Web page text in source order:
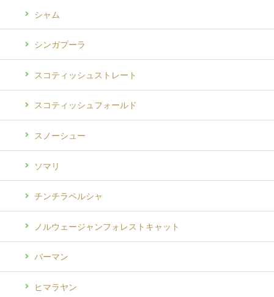
シャム
シンガプーラ
スコティッシュストレート
スコティッシュフォールド
スノーシュー
ソマリ
チンチラペルシャ
ノルウェージャンフォレストキャット
バーマン
ヒマラヤン